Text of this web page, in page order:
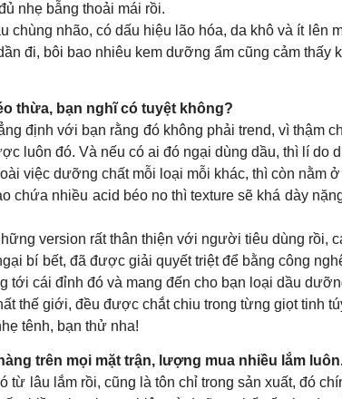
nhẹ bẫng thoải mái rồi.
chùng nhão, có dấu hiệu lão hóa, da khô và ít
đi, bôi bao nhiêu kem dưỡng ẩm cũng cảm
thừa, bạn nghĩ có tuyệt không?
định với bạn rằng đó không phải trend, vì
luôn đó. Và nếu có ai đó ngại dùng dầu, thì lí do
việc dưỡng chất mỗi loại mỗi khác, thì còn
chứa nhiều acid béo no thì texture sẽ khá dày
version rất thân thiện với người tiêu dùng
bí bết, đã được giải quyết triệt để bằng công
tới cái đỉnh đó và mang đến cho bạn loại dầu
thế giới, đều được chắt chiu trong từng giọt tinh
tênh, bạn thử nha!
trên mọi mặt trận, lượng mua nhiều lắm
từ lâu lắm rồi, cũng là tôn chỉ trong sản xuất, đó